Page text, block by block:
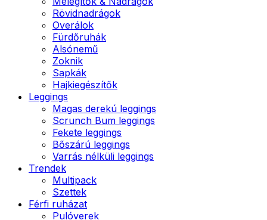
Rövidnadrágok
Overálok
Fürdőruhák
Alsónemű
Zoknik
Sapkák
Hajkiegészítők
Leggings
Magas derekú leggings
Scrunch Bum leggings
Fekete leggings
Bőszárú leggings
Varrás nélküli leggings
Trendek
Multipack
Szettek
Férfi ruházat
Pulóverek